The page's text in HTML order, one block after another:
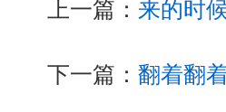
上一篇： 来的时
下一篇： 翻着翻